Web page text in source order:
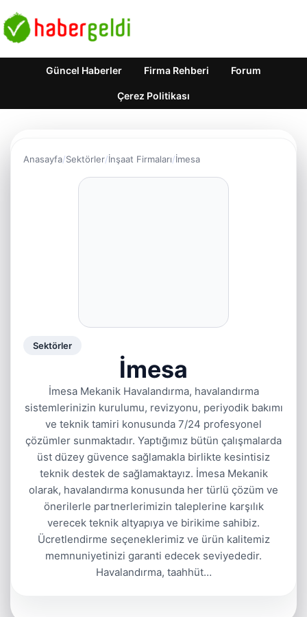
Güncel Haberler Firma Rehberi Forum
Çerez Politikası
Anasayfa Sektörler İnşaat Firmaları İmesa
Sektörler
İmesa
İmesa Mekanik Havalandırma, havalandırma
sistemlerinizin kurulumu, revizyonu, periyodik bakımı
ve teknik tamiri konusunda 7/24 profesyonel
çözümler sunmaktadır. Yaptığımız bütün çalışmalarda
üst düzey güvence sağlamakla birlikte kesintisiz
teknik destek de sağlamaktayız. İmesa Mekanik
olarak, havalandırma konusunda her türlü çözüm ve
önerilerle partnerlerimizin taleplerine karşılık
verecek teknik altyapıya ve birikime sahibiz.
Ücretlendirme seçeneklerimiz ve ürün kalitemiz
memnuniyetinizi garanti edecek seviyededir.
Havalandırma, taahhüt…